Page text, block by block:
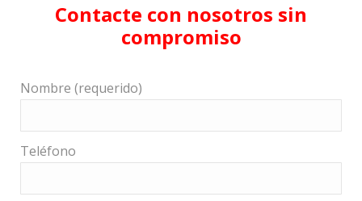
Contacte con nosotros sin
compromiso
Nombre (requerido)
Teléfono